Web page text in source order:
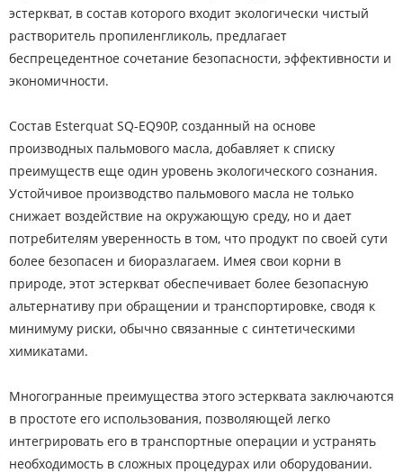
эстеркват, в состав которого входит экологически чистый
растворитель пропиленгликоль, предлагает
беспрецедентное сочетание безопасности, эффективности и
экономичности.
Состав Esterquat SQ-EQ90P, созданный на основе
производных пальмового масла, добавляет к списку
преимуществ еще один уровень экологического сознания.
Устойчивое производство пальмового масла не только
снижает воздействие на окружающую среду, но и дает
потребителям уверенность в том, что продукт по своей сути
более безопасен и биоразлагаем. Имея свои корни в
природе, этот эстеркват обеспечивает более безопасную
альтернативу при обращении и транспортировке, сводя к
минимуму риски, обычно связанные с синтетическими
химикатами.
Многогранные преимущества этого эстерквата заключаются
в простоте его использования, позволяющей легко
интегрировать его в транспортные операции и устранять
необходимость в сложных процедурах или оборудовании.